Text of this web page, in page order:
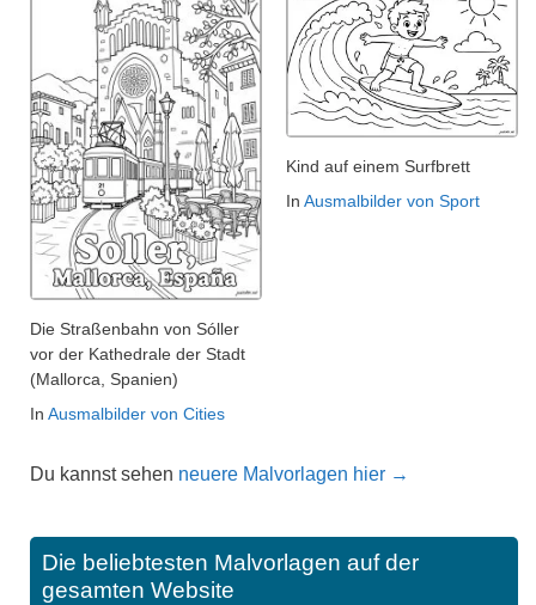
Die Straßenbahn von Sóller
vor der Kathedrale der Stadt
(Mallorca, Spanien)
In Ausmalbilder von Cities
Kind auf einem Surfbrett
In Ausmalbilder von Sport
Du kannst sehen neuere Malvorlagen hier →
Die beliebtesten Malvorlagen auf der
gesamten Website